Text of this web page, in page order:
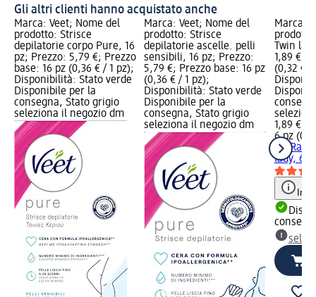
Gli altri clienti hanno acquistato anche
Marca: Veet; Nome del
prodotto: Strisce
depilatorie corpo Pure, 16
pz; Prezzo: 5,79 €; Prezzo
base: 16 pz (0,36 € / 1 pz);
Disponibilità: Stato verde
Disponibile per la
consegna, Stato grigio
seleziona il negozio dm
Marca: Veet; Nome del
prodotto: Strisce
depilatorie ascelle. pelli
sensibili, 16 pz; Prezzo:
5,79 €; Prezzo base: 16 pz
(0,36 € / 1 pz);
Disponibilità: Stato verde
Disponibile per la
consegna, Stato grigio
seleziona il negozio dm
Marca:
Twin
1,89 €;
(0,32 € /
1,89 €
6 pz
BIC
lady, 6